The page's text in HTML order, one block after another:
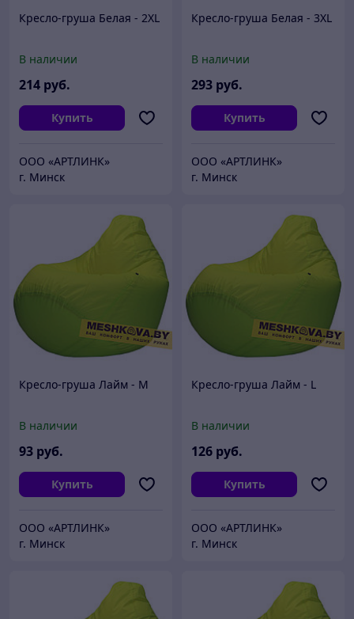
Кресло-груша Белая - 2XL
В наличии
214 руб.
Купить
ООО «АРТЛИНК»
г. Минск
Кресло-груша Белая - 3XL
В наличии
293 руб.
Купить
ООО «АРТЛИНК»
г. Минск
Кресло-груша Лайм - M
В наличии
93 руб.
Купить
ООО «АРТЛИНК»
г. Минск
Кресло-груша Лайм - L
В наличии
126 руб.
Купить
ООО «АРТЛИНК»
г. Минск